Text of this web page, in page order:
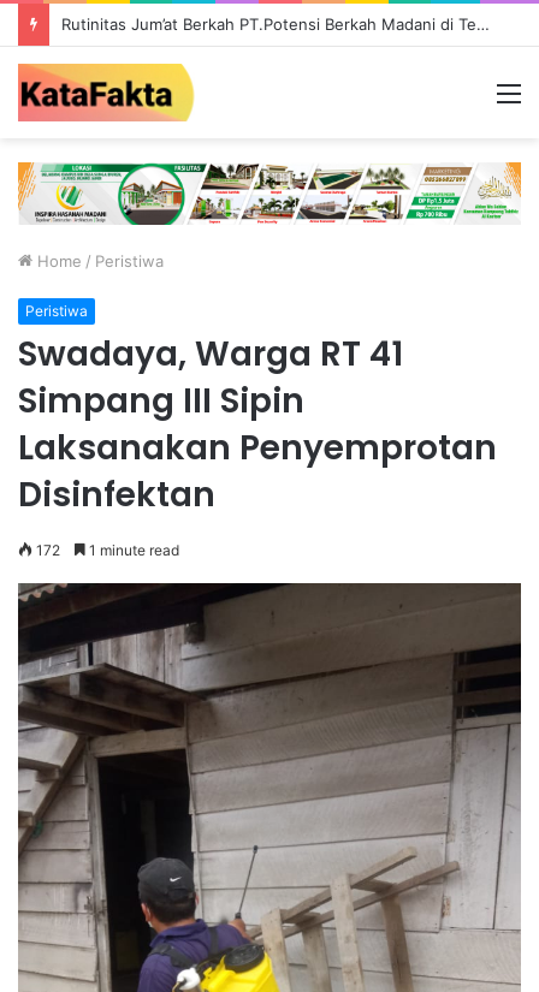
Rutinitas Jum’at Berkah PT.Potensi Berkah Madani di Tebo, Salurkan Bantuan ke Masyarakat
Home / Peristiwa
Peristiwa
Swadaya, Warga RT 41
Simpang III Sipin
Laksanakan Penyemprotan
Disinfektan
172 1 minute read